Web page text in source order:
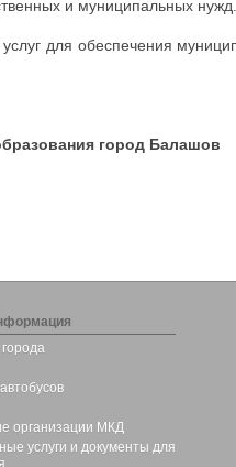
и муниципальных нужд.
услуг для обеспечения
образования город
организации МКД
услуги и документы для